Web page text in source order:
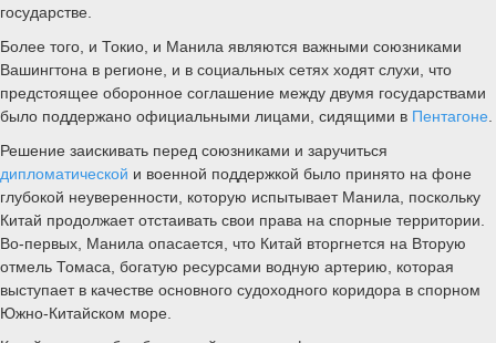
государстве.
Более того, и Токио, и Манила являются важными союзниками
Вашингтона в регионе, и в социальных сетях ходят слухи, что
предстоящее оборонное соглашение между двумя государствами
было поддержано официальными лицами, сидящими в Пентагоне
Решение заискивать перед союзниками и заручиться
дипломатической и военной поддержкой было принято на фоне
глубокой неуверенности, которую испытывает Манила, поскольку
Китай продолжает отстаивать свои права на спорные территории.
Во-первых, Манила опасается, что Китай вторгнется на Вторую
отмель Томаса, богатую ресурсами водную артерию, которая
выступает в качестве основного судоходного коридора в спорном
Южно-Китайском море.